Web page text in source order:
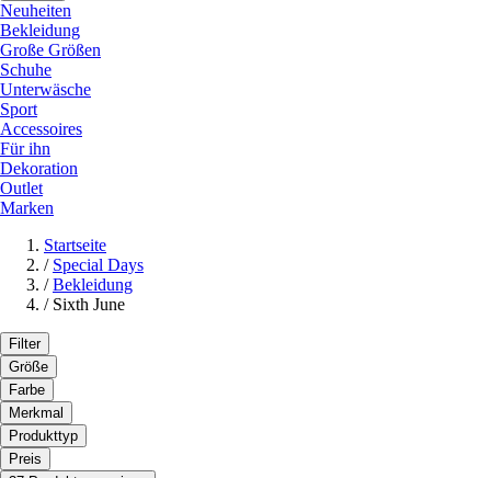
Neuheiten
Bekleidung
Große Größen
Schuhe
Unterwäsche
Sport
Accessoires
Für ihn
Dekoration
Outlet
Marken
Startseite
/ Special Days
/ Bekleidung
/ Sixth June
Filter
Größe
Farbe
Merkmal
Produkttyp
Preis